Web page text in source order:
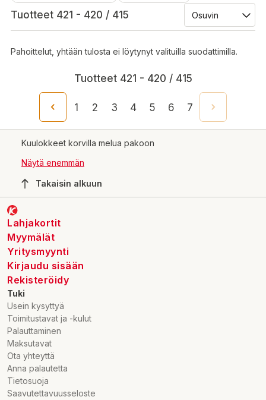
Tuotteet 421 - 420 / 415
Pahoittelut, yhtään tulosta ei löytynyt valituilla suodattimilla.
Tuotteet 421 - 420 / 415
1 2 3 4 5 6 7
Kuulokkeet korvilla melua pakoon
Näytä enemmän
Takaisin alkuun
Lahjakortit
Myymälät
Yritysmyynti
Kirjaudu sisään
Rekisteröidy
Tuki
Usein kysyttyä
Toimitustavat ja -kulut
Palauttaminen
Maksutavat
Ota yhteyttä
Anna palautetta
Tietosuoja
Saavutettavuusseloste